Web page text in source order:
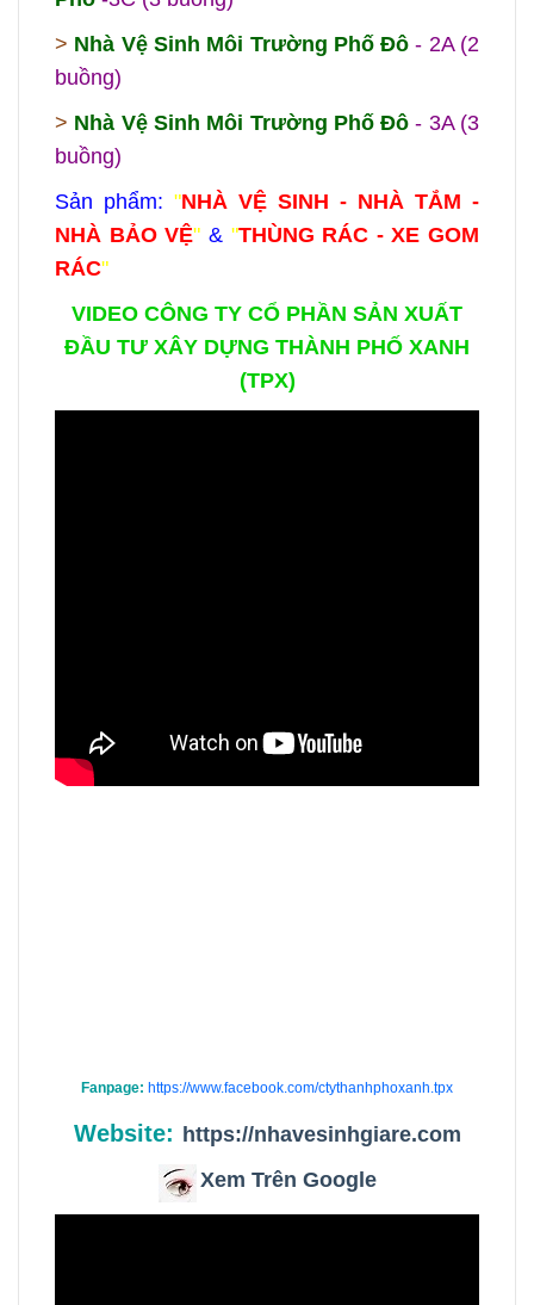
> Nhà Vệ Sinh Môi Trường Phố Đô - 2A (2
buồng)
> Nhà Vệ Sinh Môi Trường Phố Đô - 3A (3
buồng)
Sản phẩm: "NHÀ VỆ SINH - NHÀ TẮM -
NHÀ BẢO VỆ" & "THÙNG RÁC - XE GOM
RÁC"
VIDEO CÔNG TY CỔ PHẦN SẢN XUẤT
ĐẦU TƯ XÂY DỰNG THÀNH PHỐ XANH
(TPX)
Fanpage: https://www.facebook.com/ctythanhphoxanh.tpx
Website: https://nhavesinhgiare.com
Xem Trên Google